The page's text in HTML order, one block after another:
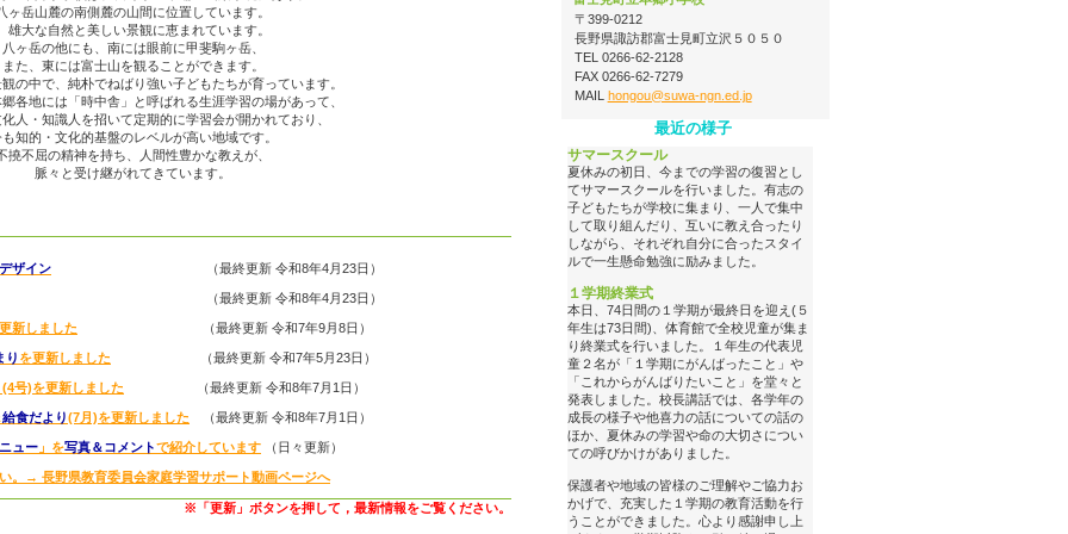
ヶ岳山麓の南側麓の山間に位置しています。
大な自然と美しい景観に恵まれています。
八ヶ岳の他にも、南には眼前に甲斐駒ヶ岳、
また、東には富士山を観ることができます。
の中で、純朴でねばり強い子どもたちが育っています。
地には「時中舎」と呼ばれる生涯学習の場があって、
人・知識人を招いて定期的に学習会が開かれており、
知的・文化的基盤のレベルが高い地域です。
撓不屈の精神を持ち、人間性豊かな教えが、
脈々と受け継がれてきています。
ザイン （最終更新 令和8年4月23日）
（最終更新 令和8年4月23日）
新しました （最終更新 令和7年9月8日）
り を更新しました （最終更新 令和7年5月23日）
(4号)を更新しました （最終更新 令和8年7月1日）
給食だより(7月)を更新しました （最終更新 令和8年7月1日）
ュー 」を写真＆コメントで紹介しています （日々更新）
。 → 長野県教育委員会家庭学習サポート動画ページへ
※「更新」ボタンを押して，最新情報をご覧ください。
〒399-0212
長野県諏訪郡富士見町立沢５０５０
TEL 0266-62-2128
FAX 0266-62-7279
MAIL hongou@suwa-ngn.ed.jp
最近の様子
サマースクール
夏休みの初日、今までの学習の復習とし
てサマースクールを行いました。有志の
子どもたちが学校に集まり、一人で集中
して取り組んだり、互いに教え合ったり
しながら、それぞれ自分に合ったスタイ
ルで一生懸命勉強に励みました。
１学期終業式
本日、74日間の１学期が最終日を迎え(５
年生は73日間)、体育館で全校児童が集ま
り終業式を行いました。１年生の代表児
童２名が「１学期にがんばったこと」や
「これからがんばりたいこと」を堂々と
発表しました。校長講話では、各学年の
成長の様子や他喜力の話についての話の
ほか、夏休みの学習や命の大切さについ
ての呼びかけがありました。
保護者や地域の皆様のご理解やご協力お
かげで、充実した１学期の教育活動を行
うことができました。心より感謝申し上